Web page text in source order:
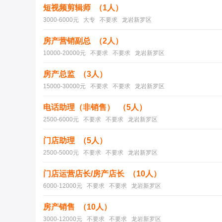
短视频剪辑师 （1人）
3000-6000元 大专 不要求 龙岩新罗区
房产营销副总 （2人）
10000-20000元 不要求 不要求 龙岩新罗区
房产总监 （3人）
15000-30000元 不要求 不要求 龙岩新罗区
电话助理（非销售） （5人）
2500-6000元 不要求 不要求 龙岩新罗区
门店助理 （5人）
2500-5000元 不要求 不要求 龙岩新罗区
门店运营店长/房产店长 （10人）
6000-12000元 不要求 不要求 龙岩新罗区
房产销售 （10人）
3000-12000元 不要求 不要求 龙岩新罗区